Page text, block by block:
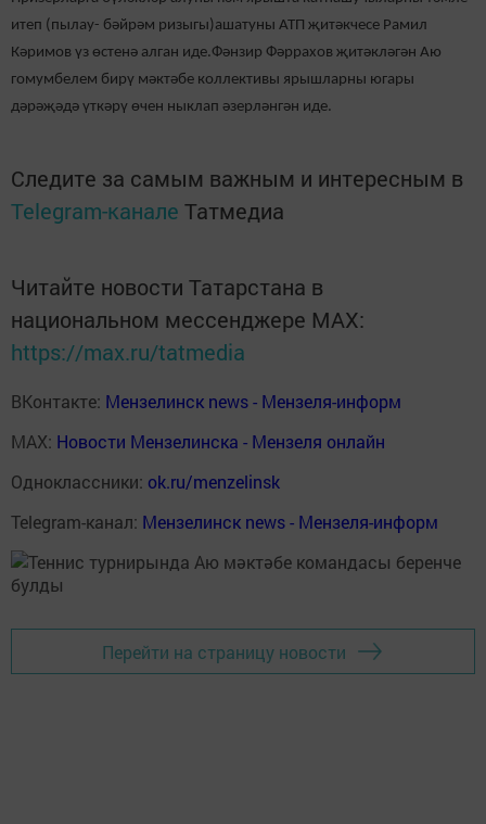
итеп (пылау- бәйрәм ризыгы)ашатуны АТП җитәкчесе Рамил
Кәримов үз өстенә алган иде.Фәнзир Фәррахов җитәкләгән Аю
гомумбелем бирү мәктәбе коллективы ярышларны югары
дәрәҗәдә үткәрү өчен ныклап әзерләнгән иде.
Следите за самым важным и интересным в
Telegram-канале Татмедиа
Читайте новости Татарстана в
национальном мессенджере MАХ:
https://max.ru/tatmedia
ВКонтакте: Мензелинск news - Мензеля-информ
MAX: Новости Мензелинска - Мензеля онлайн
Одноклассники: ok.ru/menzelinsk
Telegram-канал: Мензелинск news - Мензеля-информ
Перейти на страницу новости